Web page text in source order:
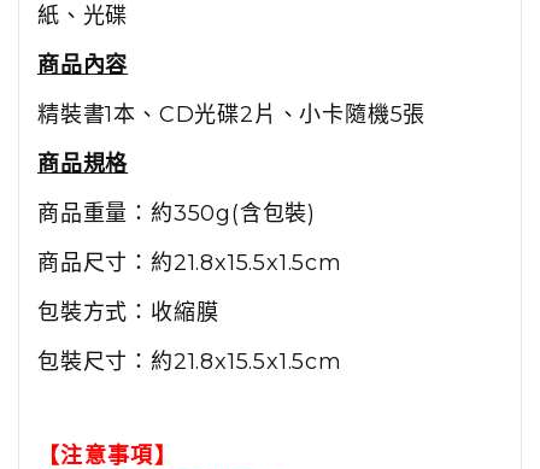
紙、光碟
商品內容
精裝書1本、CD光碟2片、小卡隨機5張
商品規格
商品重量：約350g(含包裝)
商品尺寸：約21.8x15.5x1.5cm
包裝方式：收縮膜
包裝尺寸： 約21.8x15.5x1.5cm
【注意事項】